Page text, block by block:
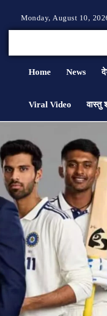
Monday, August 10,
Home News
Viral Video वास्तु